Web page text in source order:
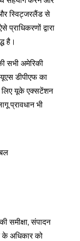
स्विट्जरलैंड से
द्वारा
है।
सभी अमेरिकी
डीपीएफ का
लिए यूके एक्सटेंशन
प्रावधान भी
समीक्षा, संपादन
अधिकार को